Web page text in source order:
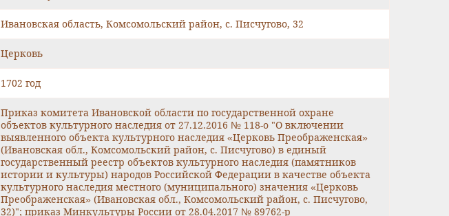
Ивановская область, Комсомольский район, с. Писчугово, 32
Церковь
1702 год
Приказ комитета Ивановской области по государственной охране
объектов культурного наследия от 27.12.2016 № 118-о "О включении
выявленного объекта культурного наследия «Церковь Преображенская»
(Ивановская обл., Комсомольский район, с. Писчугово) в единый
государственный реестр объектов культурного наследия (памятников
истории и культуры) народов Российской Федерации в качестве объекта
культурного наследия местного (муниципального) значения «Церковь
Преображенская» (Ивановская обл., Комсомольский район, с. Писчугово,
32)"; приказ Минкультуры России от 28.04.2017 № 89762-р